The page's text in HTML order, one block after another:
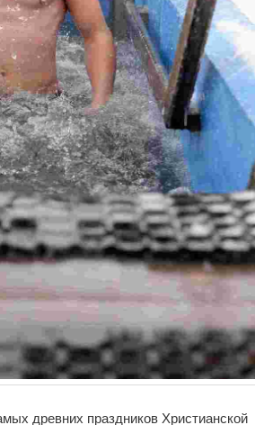
древних праздников Христианской